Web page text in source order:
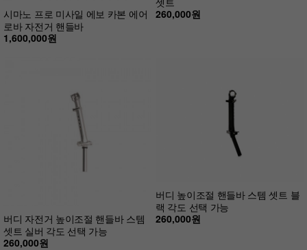
시마노 프로 미사일 에보 카본 에어
로바 자전거 핸들바
1,600,000원
260,000원
버디 자전거 높이조절 핸들바 스템
셋트 실버 각도 선택 가능
260,000원
버디 높이조절 핸들바 스템 셋트 블
랙 각도 선택 가능
260,000원